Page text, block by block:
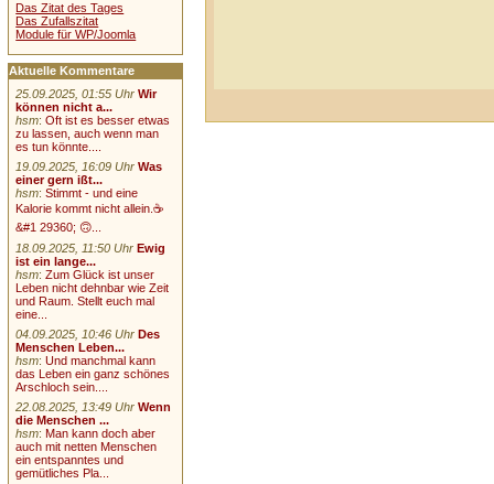
Das Zitat des Tages
Das Zufallszitat
Module für WP/Joomla
Aktuelle Kommentare
25.09.2025, 01:55 Uhr Wir
können nicht a...
hsm:Oft ist es besser etwas
zu lassen, auch wenn man
es tun könnte....
19.09.2025, 16:09 Uhr Was
einer gern ißt...
hsm:Stimmt - und eine
Kalorie kommt nicht allein.☕
&#1 29360; 🙃...
18.09.2025, 11:50 Uhr Ewig
ist ein lange...
hsm:Zum Glück ist unser
Leben nicht dehnbar wie Zeit
und Raum. Stellt euch mal
eine...
04.09.2025, 10:46 Uhr Des
Menschen Leben...
hsm:Und manchmal kann
das Leben ein ganz schönes
Arschloch sein....
22.08.2025, 13:49 Uhr Wenn
die Menschen ...
hsm:Man kann doch aber
auch mit netten Menschen
ein entspanntes und
gemütliches Pla...